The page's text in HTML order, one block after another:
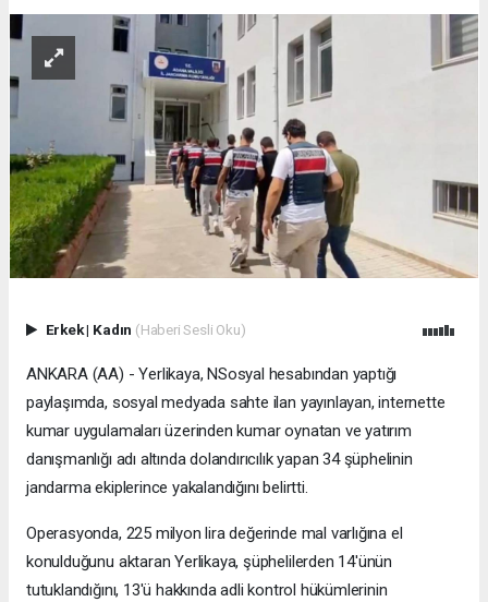
Erkek| Kadın (Haberi Sesli Oku)
ANKARA (AA) - Yerlikaya, NSosyal hesabından yaptığı
paylaşımda, sosyal medyada sahte ilan yayınlayan, internette
kumar uygulamaları üzerinden kumar oynatan ve yatırım
danışmanlığı adı altında dolandırıcılık yapan 34 şüphelinin
jandarma ekiplerince yakalandığını belirtti.
Operasyonda, 225 milyon lira değerinde mal varlığına el
konulduğunu aktaran Yerlikaya, şüphelilerden 14'ünün
tutuklandığını, 13'ü hakkında adli kontrol hükümlerinin